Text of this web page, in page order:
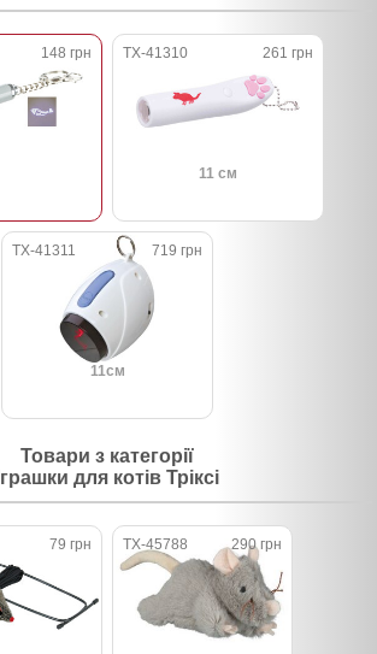
148 грн TX-41310 261 грн
11 см
TX-41311 719 грн
11см
Товари з категорії
Іграшки для котів Тріксі
79 грн TX-45788 290 грн